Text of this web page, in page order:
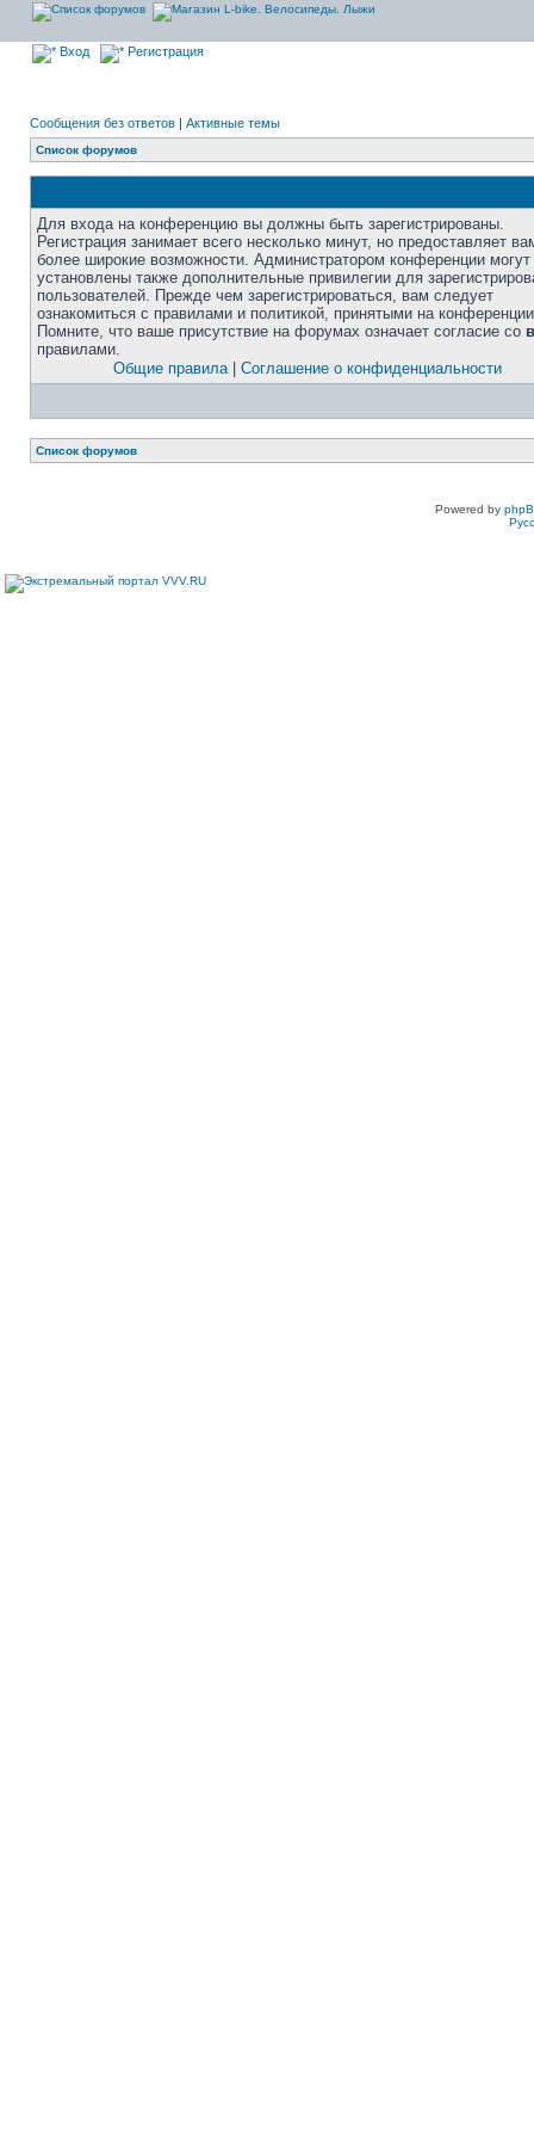
Вход Регистрация
Сообщения без ответов | Активные темы
Список форумов
Для входа на конференцию вы должны быть зарегистрированы.
Регистрация занимает всего несколько минут, но предоставляет
более широкие возможности. Администратором конференции
установлены также дополнительные привилегии для
пользователей. Прежде чем зарегистрироваться, вам следует
ознакомиться с правилами и политикой, принятыми на
Помните, что ваше присутствие на форумах означает согласие со
правилами.
Общие правила| Соглашение о конфиденциальности
Список форумов
Powered by